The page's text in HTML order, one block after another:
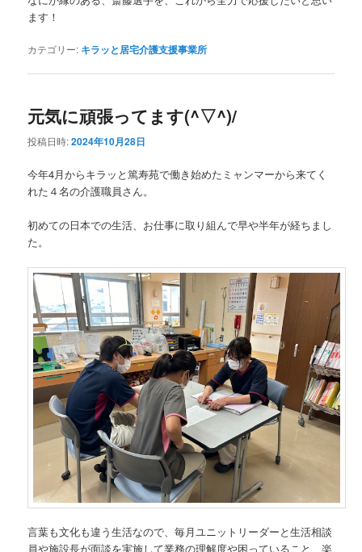
ます！
カテゴリー: キラッと居宅介護支援事業所
元気に頑張ってます(^▽^)/
投稿日時:2024年10月28日
今年4月からキラッと篤寿苑で働き始めたミャンマーから来てく
れた４名の介護職員さん。
初めての日本での生活、お仕事に取り組んで早や半年が経ちまし
た。
言葉も文化も違う生活なので、毎月ユニットリーダーと生活相談
員や施設長が面談を実施して業務の理解度や困っていること、楽